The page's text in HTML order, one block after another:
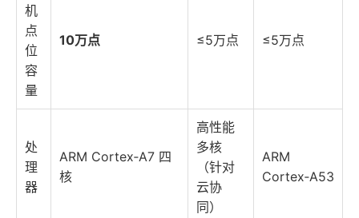
机
点
位
容
量
10万点 ≤5万点 ≤5万点
处
理
器
ARM Cortex‑A7 四
核
高性能
多核
（针对
云协
同）
ARM
Cortex‑A53